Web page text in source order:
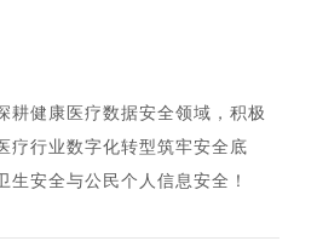
耕健康医疗数据安全领域，积极
疗行业数字化转型筑牢安全底
生安全与公民个人信息安全！